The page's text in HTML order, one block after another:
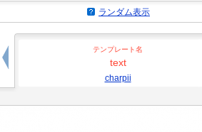
ランダム表示
テンプレート名
text
charpii